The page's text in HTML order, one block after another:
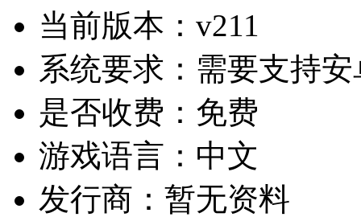
当前版本： v211
系统要求： 需要支持
是否收费： 免费
游戏语言： 中文
发行商： 暂无资料